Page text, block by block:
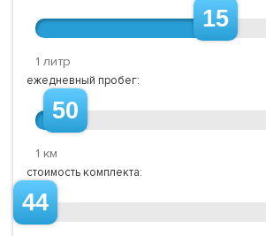
15
1 литр
ежедневный пробег:
50
1 км
стоимость комплекта:
44